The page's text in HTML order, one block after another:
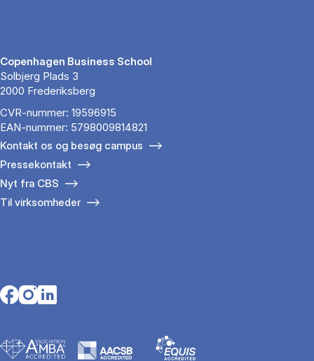
Copenhagen Business School
Solbjerg Plads 3
2000 Frederiksberg
CVR-nummer: 19596915
EAN-nummer: 5798009814821
Kontakt os og besøg campus
Pressekontakt
Nyt fra CBS
Til virksomheder
Opens in a new tab
Opens in a new tab
Opens in a new tab